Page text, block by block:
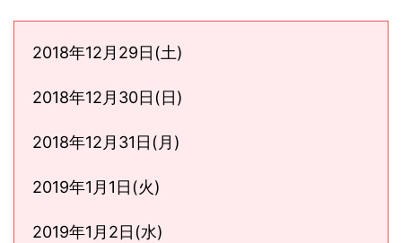
2018年12月29日(土)
2018年12月30日(日)
2018年12月31日(月)
2019年1月1日(火)
2019年1月2日(水)